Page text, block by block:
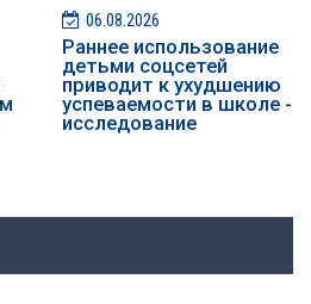
06.08.2026
Раннее использование
детьми соцсетей
приводит к ухудшению
успеваемости в школе -
исследование